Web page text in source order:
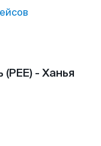
- Ханья